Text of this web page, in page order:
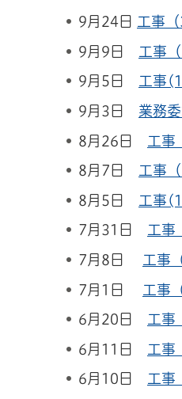
9月24日 工事（
9月9日 工事（
9月5日 工事
9月3日 業務
8月26日 工事
8月7日 工事（
8月5日 工事
7月31日 工事
7月8日 工事
7月1日 工事
6月20日 工事
6月11日 工事
6月10日 工事